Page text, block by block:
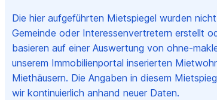
Die hier aufgeführten Mietspiegel wurden
Gemeinde oder Interessenvertretern erstellt
basieren auf einer Auswertung von ohne-
unserem Immobilienportal inserierten
Miethäusern. Die Angaben in diesem
wir kontinuierlich anhand neuer Daten.